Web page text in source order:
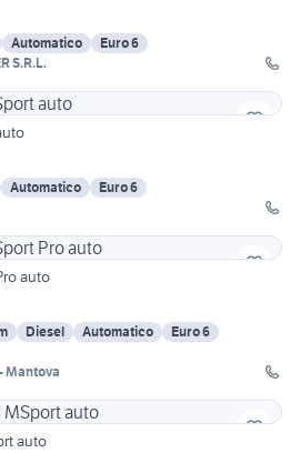
Automatico
Euro 6
S.R.L.
Automatico
Euro 6
auto
Diesel Automatico
Euro 6
Mantova
auto